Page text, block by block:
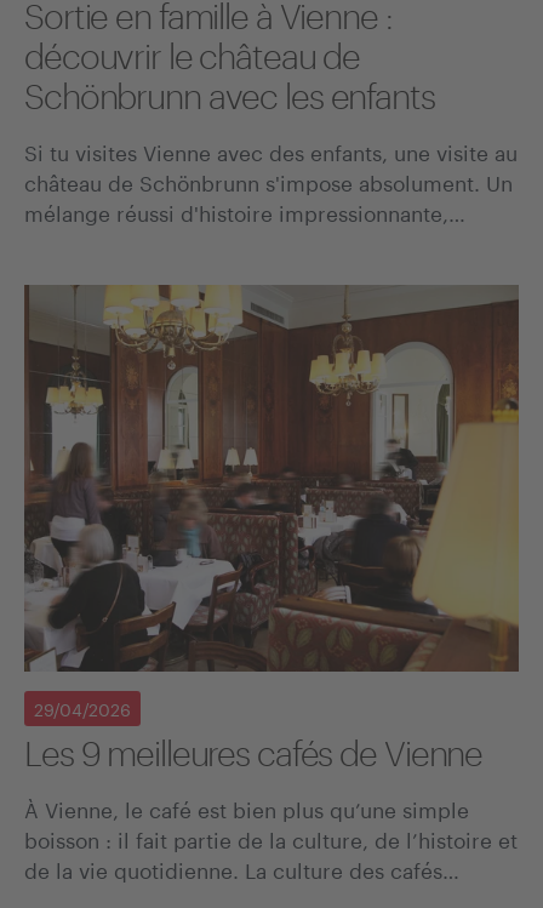
Sortie en famille à Vienne :
découvrir le château de
Schönbrunn avec les enfants
Si tu visites Vienne avec des enfants, une visite au
château de Schönbrunn s'impose absolument. Un
mélange réussi d'histoire impressionnante,…
Les 9 meilleures cafés de Vienne
29/04/2026
À Vienne, le café est bien plus qu’une simple
boisson : il fait partie de la culture, de l’histoire et
de la vie quotidienne. La culture des cafés…